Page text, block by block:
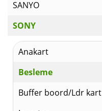
SANYO
SONY
Anakart
Besleme
Buffer boord/Ldr kart